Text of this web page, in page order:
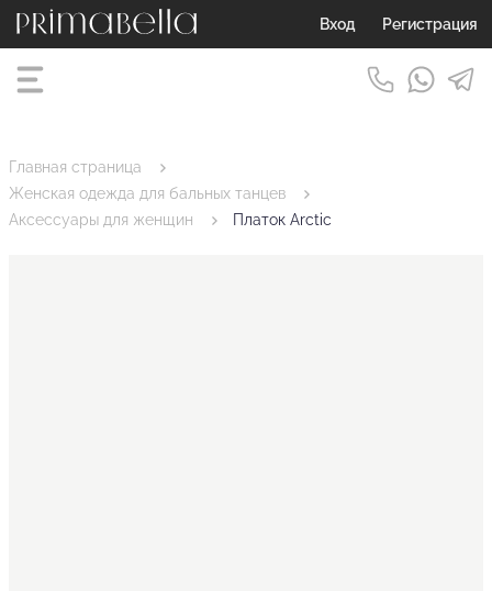
Вход Регистрация
Главная страница
Женская одежда для бальных танцев
Аксессуары для женщин
Платок Arctic